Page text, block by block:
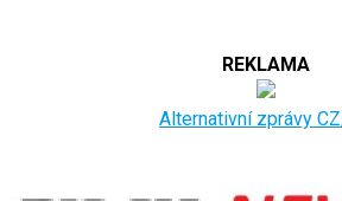
REKLAMA
Alternativní zprávy